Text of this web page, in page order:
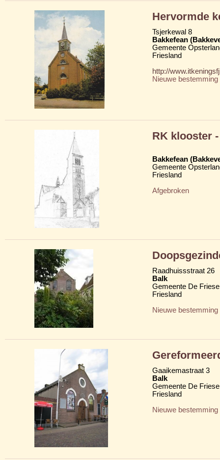
Hervormde
Tsjerkewal 8
Bakkefean
Gemeente
Friesland
http://
Nieuwe bestemming
RK klooster
Bakkefean
Gemeente
Friesland
Afgebroken
Raadhuissstraat 26
Balk
Gemeente De
Friesland
Nieuwe bestemming
Gaaikemastraat 3
Balk
Gemeente De
Friesland
Nieuwe bestemming